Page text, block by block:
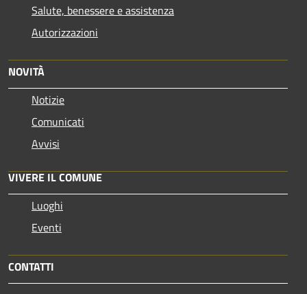
Salute, benessere e assistenza
Autorizzazioni
NOVITÀ
Notizie
Comunicati
Avvisi
VIVERE IL COMUNE
Luoghi
Eventi
CONTATTI